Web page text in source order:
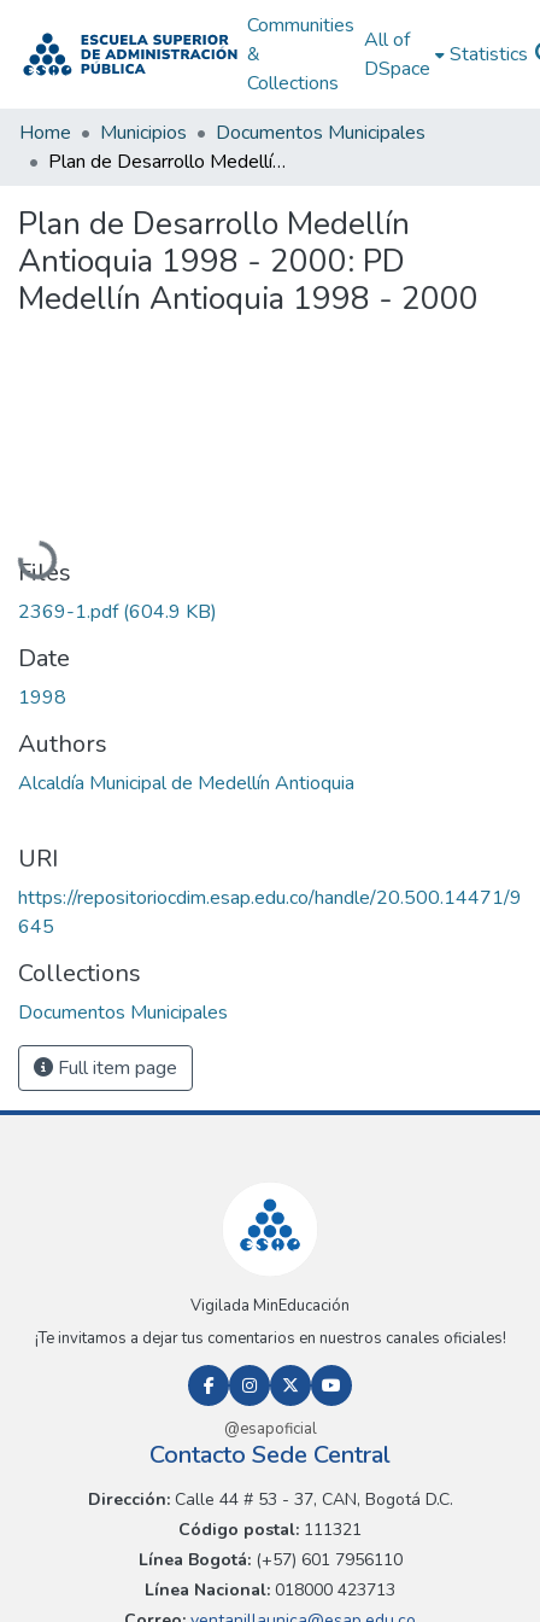
Communities
&
Collections
All of
DSpace
Statistics
Home Municipios
Documentos Municipales
Plan de Desarrollo Medellín Antioquia 1998 - 2000: PD Medellín Antioquia 1998 - 2000
Plan de Desarrollo Medellín
Antioquia 1998 - 2000: PD
Medellín Antioquia 1998 - 2000
Loading...
Files
2369-1.pdf(604.9 KB)
Date
1998
Authors
Alcaldía Municipal de Medellín Antioquia
URI
https://repositoriocdim.esap.edu.co/handle/20.500.14471/9
645
Collections
Documentos Municipales
Full item page
Vigilada MinEducación
¡Te invitamos a dejar tus comentarios en nuestros canales oficiales!
@esapoficial
Contacto Sede Central
Dirección:Calle 44 # 53 - 37, CAN, Bogotá D.C.
Código postal: 111321
Línea Bogotá:(+57) 601 7956110
Línea Nacional: 018000 423713